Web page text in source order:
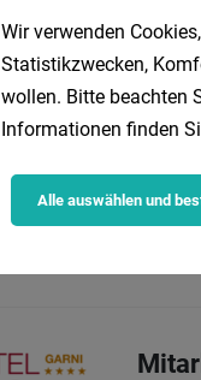
Wir verwenden
Statistikzwecken,
wollen. Bitte beachten
Informationen finden
Alle auswählen und